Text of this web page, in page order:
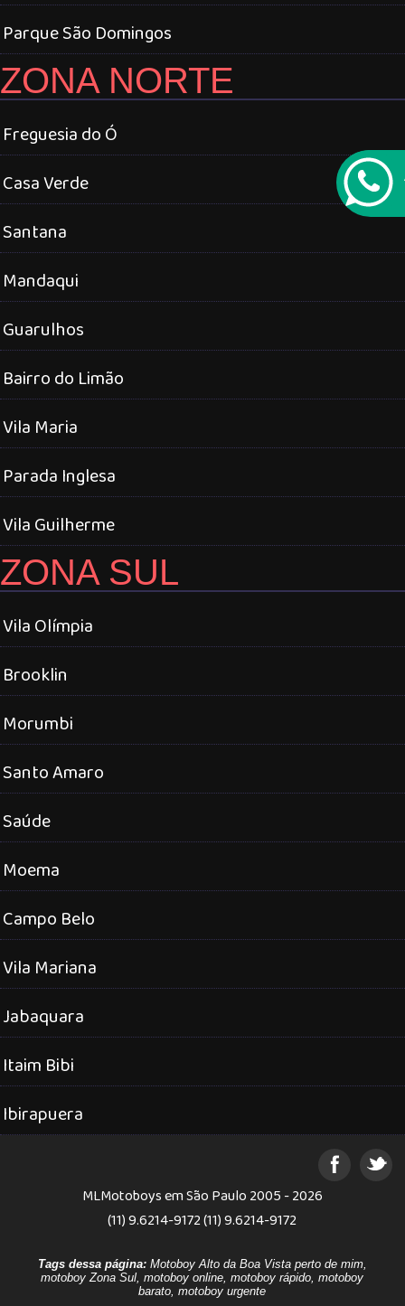
Parque São Domingos
ZONA NORTE
Freguesia do Ó
Casa Verde
Santana
Mandaqui
Guarulhos
Bairro do Limão
Vila Maria
Parada Inglesa
Vila Guilherme
ZONA SUL
Vila Olímpia
Brooklin
Morumbi
Santo Amaro
Saúde
Moema
Campo Belo
Vila Mariana
Jabaquara
Itaim Bibi
Ibirapuera
MLMotoboys em São Paulo 2005 - 2026
(11) 9.6214-9172 (11) 9.6214-9172
Tags dessa página:Motoboy Alto da Boa Vista perto de mim,
motoboy Zona Sul, motoboy online, motoboy rápido, motoboy
barato, motoboy urgente